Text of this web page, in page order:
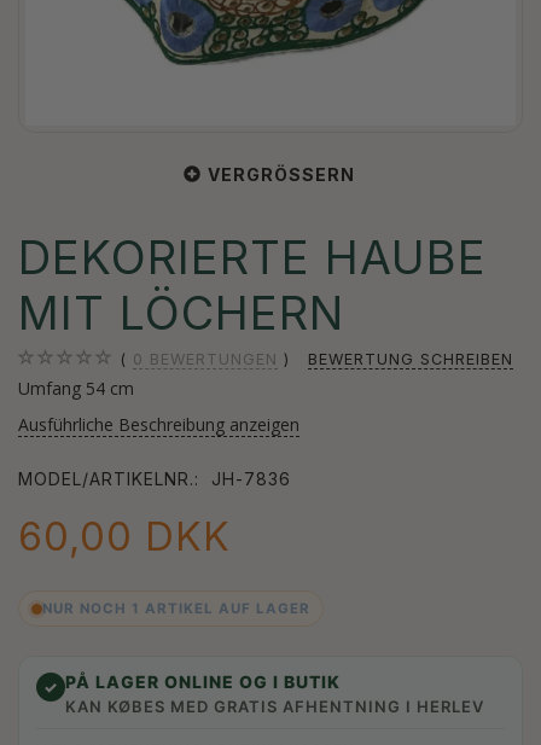
VERGRÖSSERN
DEKORIERTE HAUBE
MIT LÖCHERN
0 BEWERTUNGEN BEWERTUNG SCHREIBEN
Umfang 54 cm
Ausführliche Beschreibung anzeigen
MODEL/ARTIKELNR.: JH-7836
60,00 DKK
NUR NOCH 1 ARTIKEL AUF LAGER
✓ PÅ LAGER ONLINE OG I BUTIK
KAN KØBES MED GRATIS AFHENTNING I HERLEV